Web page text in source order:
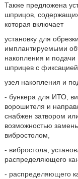
Также предложена
шприцов,
которая включает
установку для
имплантируемыми
накопления и
шприцев с
узел накопления и
- бункера для ИТО,
ворошителя и
снабжен затвором
возможностью
вибростолом,
- вибростола,
распределяющего
- распределяющего